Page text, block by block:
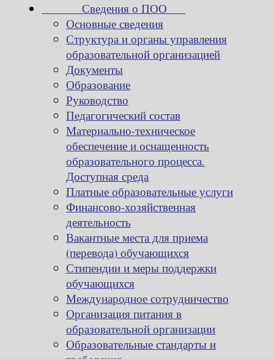
Сведения о ПОО
Основные сведения
Структура и органы управления
образовательной организацией
Документы
Образование
Руководство
Педагогический состав
Материально-техническое
обеспечение и оснащенность
образовательного процесса.
Доступная среда
Платные образовательные услуги
Финансово-хозяйственная
деятельность
Вакантные места для приема
(перевода) обучающихся
Стипендии и меры поддержки
обучающихся
Международное сотрудничество
Организация питания в
образовательной организации
Образовательные стандарты и